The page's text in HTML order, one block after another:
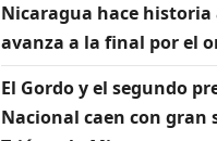
Nicaragua hace historia
avanza a la final por el
El Gordo y el segundo
Nacional caen con gran